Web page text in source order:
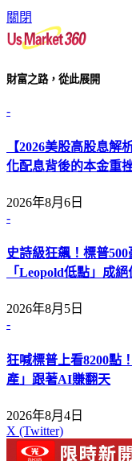
關閉
財富之路，從此展開
-
【2026美股高股息
化配息背後的本金重
2026年8月6日
-
史詩級狂飆！標普
「Leopold低點」成絕
2026年8月5日
-
狂喊標普上看8200點
產」跟著AI賺翻天
2026年8月4日
X (Twitter)